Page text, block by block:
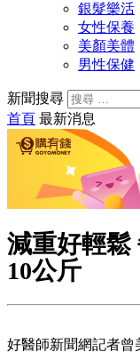
銀髮樂活
女性保養
美顏美體
男性保健
新聞搜尋
首頁 最新消息
減重好輕鬆
10公斤
好醫師新聞網記者曾